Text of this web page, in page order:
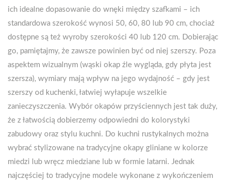
ich idealne dopasowanie do wnęki między szafkami – ich
standardowa szerokość wynosi 50, 60, 80 lub 90 cm, chociaż
dostępne są też wyroby szerokości 40 lub 120 cm. Dobierając
go, pamiętajmy, że zawsze powinien być od niej szerszy. Poza
aspektem wizualnym (wąski okap źle wygląda, gdy płyta jest
szersza), wymiary mają wpływ na jego wydajność – gdy jest
szerszy od kuchenki, łatwiej wyłapuje wszelkie
zanieczyszczenia. Wybór okapów przyściennych jest tak duży,
że z łatwością dobierzemy odpowiedni do kolorystyki
zabudowy oraz stylu kuchni. Do kuchni rustykalnych można
wybrać stylizowane na tradycyjne okapy gliniane w kolorze
miedzi lub wręcz miedziane lub w formie latarni. Jednak
najczęściej to tradycyjne modele wykonane z wykończeniem